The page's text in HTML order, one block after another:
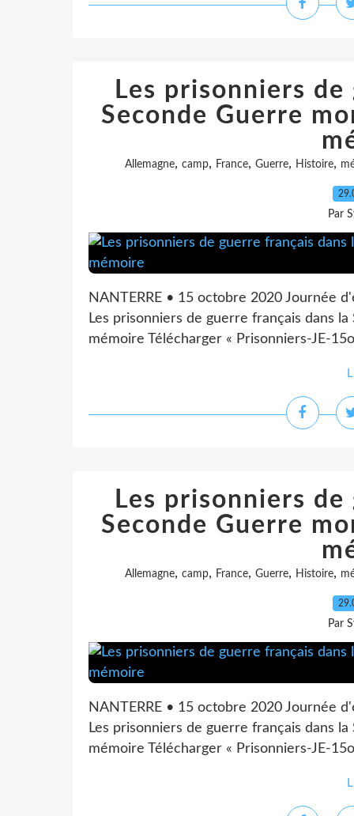
Les prisonniers
Seconde Guerre
Allemagne, camp, France, Guerre, Histoire,
Par
NANTERRE • 15 octobre 2020 Journée
Les prisonniers de guerre français dans
mémoire Télécharger « Prisonniers-JE-
Les prisonniers
Seconde Guerre
Allemagne, camp, France, Guerre, Histoire,
Par
NANTERRE • 15 octobre 2020 Journée
Les prisonniers de guerre français dans
mémoire Télécharger « Prisonniers-JE-